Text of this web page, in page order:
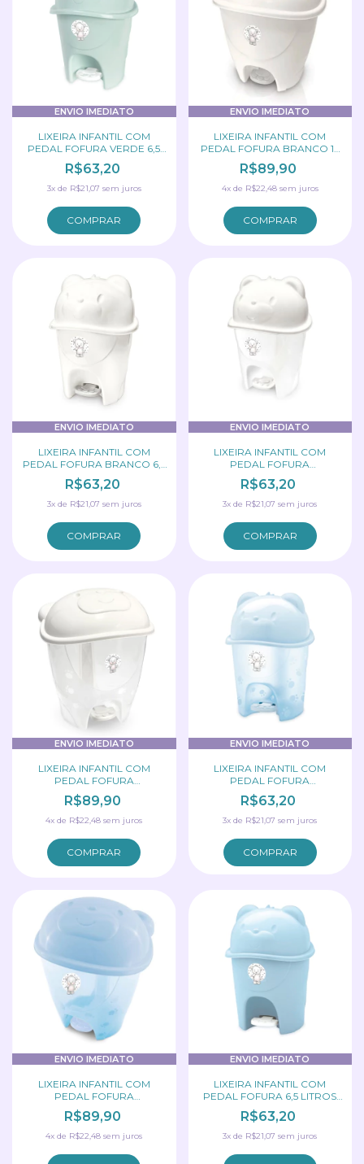
ENVIO IMEDIATO
LIXEIRA INFANTIL COM
PEDAL FOFURA VERDE 6,5
LITROS ADOLETA
R$63,20
3x de R$21,07 sem juros
ENVIO IMEDIATO
LIXEIRA INFANTIL COM
PEDAL FOFURA BRANCO 12
LITROS ADOLETA
R$89,90
4x de R$22,48 sem juros
ENVIO IMEDIATO
LIXEIRA INFANTIL COM
PEDAL FOFURA BRANCO 6,5
LITROS ADOLETA
R$63,20
3x de R$21,07 sem juros
ENVIO IMEDIATO
LIXEIRA INFANTIL COM
PEDAL FOFURA
TRANSPARENTE BCO 6,
ADOLETA
R$63,20
3xde R$21,07 sem juros
ENVIO IMEDIATO
LIXEIRA INFANTIL COM
PEDAL FOFURA
TRANSPARENTE BRANCO
ADOLETA
R$89,90
4xde R$22,48 sem juros
ENVIO IMEDIATO
LIXEIRA INFANTIL COM
PEDAL FOFURA
TRANSLÚCIDO 6,5L ADOLETA
R$63,20
3xde R$21,07 sem juros
COMPRAR
ENVIO IMEDIATO
LIXEIRA INFANTIL COM
PEDAL FOFURA
TRANSLÚCIDO 12 LITR
ADOLETA
R$89,90
4xde R$22,48 sem juros
ENVIO IMEDIATO
LIXEIRA INFANTIL COM
PEDAL FOFURA 6,5 LITROS
ADOLETA
R$63,20
3xde R$21,07 sem juros